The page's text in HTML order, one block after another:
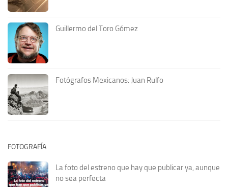
Guillermo del Toro Gómez
Fotógrafos Mexicanos: Juan Rulfo
FOTOGRAFÍA
La foto del estreno que hay que publicar ya, aunque
no sea perfecta